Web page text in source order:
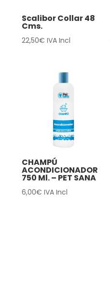
Scalibor Collar 48
Cms.
22,50€ IVA Incl
CHAMPÚ
ACONDICIONADOR
750 Ml. – PET SANA
6,00€ IVA Incl